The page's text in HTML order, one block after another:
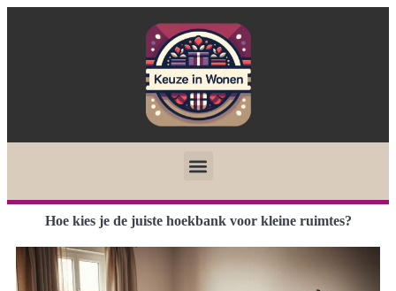
Hoe kies je de juiste hoekbank voor kleine ruimtes?